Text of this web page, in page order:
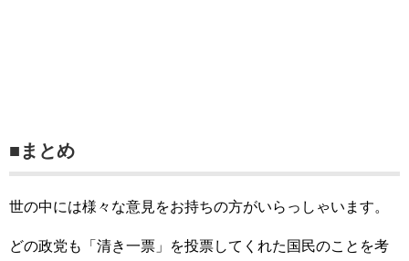
■まとめ
世の中には様々な意見をお持ちの方がいらっしゃいます。
どの政党も「清き一票」を投票してくれた国民のことを考